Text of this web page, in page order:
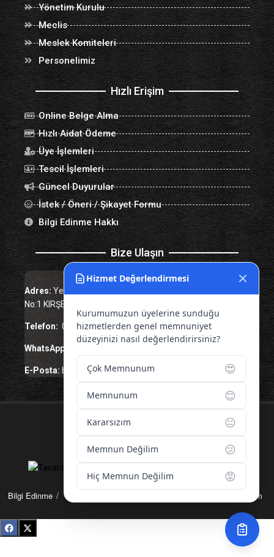
Yönetim Kurulu
Meclis
Meslek Komiteleri
Personelimiz
Hızlı Erişim
Online Belge Alma
Hızlı Aidat Ödeme
Üye İşlemleri
Tescil İşlemleri
Güncel Duyurular
İstek / Öneri / Şikayet Formu
Bilgi Edinme Hakkı
Bize Ulaşın
Adres: Yenice Mah. Atatürk Cad. Tüccarlar İşhanı Kat:1
No:1 KIRŞEHİR / TÜRKİYE
Telefon: 0 386 213 11 86
WhatsApp:
E-Posta: bilgi@kirsehirtso.org.tr
© 2026 – Tüm Hakları Saklıdır.
Bilgi Edinme Kullanım Koşulları İletişim
Hizmet Değerlendirmesi
Kurumumuzun üyelerine sunduğu
hizmetlerden genel memnuniyet
düzeyinizi nasıl değerlendirirsiniz?
Çok Memnunum 😍
Memnunum 😊
Kararsızım 😐
Memnun Değilim 😕
Hiç Memnun Değilim 😡